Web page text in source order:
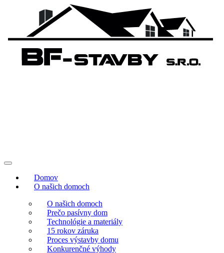
Domov
O našich domoch
O našich domoch
Prečo pasívny dom
Technológie a materiály
15 rokov záruka
Proces výstavby domu
Konkurenčné výhody